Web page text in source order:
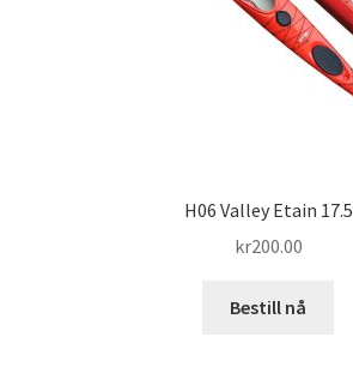
H06 Valley Etain 17.5
kr200.00
Bestill nå